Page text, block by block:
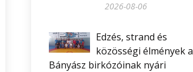
2026-08-06
Edzés, strand és
közösségi élmények a
Bányász birkózóinak nyári